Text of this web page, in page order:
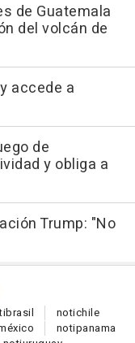
de Guatemala
del volcán de
accede a
de
y obliga a
Trump: "No
brasil notichile
notipanama